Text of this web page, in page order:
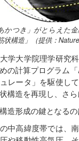
あかつき」がとらえた
状構造」（提供：
学大学院理学研究
の計算プログラム
レータ」を駆使し
構造を再現し、さ
造形成の鍵となる
中高緯度帯では、